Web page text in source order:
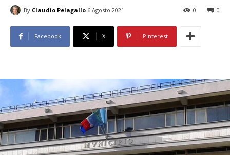
By Claudio Pelagallo 6 Agosto 2021 0
0
Facebook X Pinterest